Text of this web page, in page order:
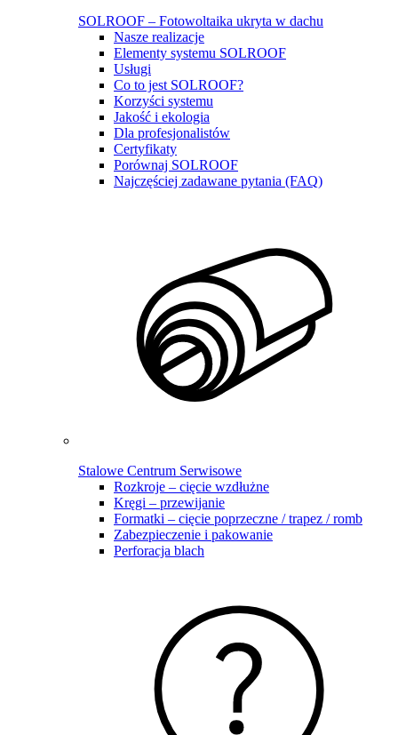
SOLROOF – Fotowoltaika ukryta w dachu
Nasze realizacje
Elementy systemu SOLROOF
Usługi
Co to jest SOLROOF?
Korzyści systemu
Jakość i ekologia
Dla profesjonalistów
Certyfikaty
Porównaj SOLROOF
Najczęściej zadawane pytania (FAQ)
Stalowe Centrum Serwisowe
Rozkroje – cięcie wzdłużne
Kręgi – przewijanie
Formatki – cięcie poprzeczne / trapez / romb
Zabezpieczenie i pakowanie
Perforacja blach